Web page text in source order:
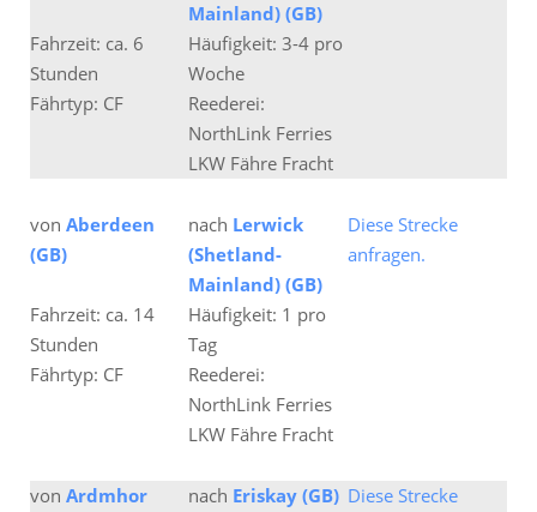
Mainland) (GB)
Fahrzeit: ca. 6
Stunden
Häufigkeit: 3-4 pro
Woche
Fährtyp: CF
Reederei:
NorthLink Ferries
LKW Fähre Fracht
von Aberdeen
(GB)
nach Lerwick
(Shetland-
Mainland) (GB)
Diese Strecke
anfragen.
Fahrzeit: ca. 14
Stunden
Häufigkeit: 1 pro
Tag
Fährtyp: CF
Reederei:
NorthLink Ferries
LKW Fähre Fracht
von Ardmhor
nach Eriskay (GB) Diese Strecke